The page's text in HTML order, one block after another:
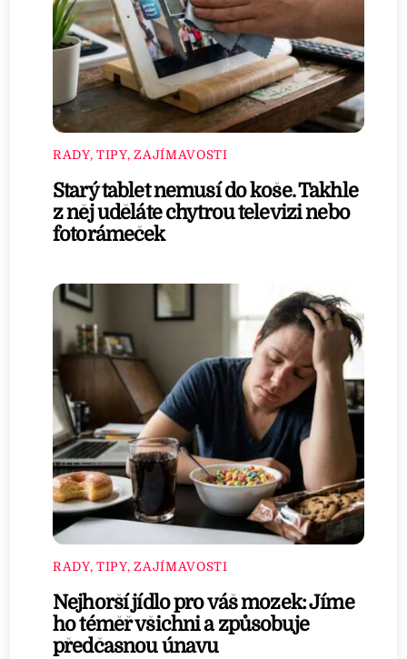
RADY, TIPY, ZAJÍMAVOSTI
Starý tablet nemusí do koše. Takhle
z něj uděláte chytrou televizi nebo
fotorámeček
RADY, TIPY, ZAJÍMAVOSTI
Nejhorší jídlo pro váš mozek: Jíme
ho téměř všichni a způsobuje
předčasnou únavu